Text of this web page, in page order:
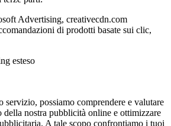
Advertising, creativecdn.com
di prodotti basate sui clic,
esteso
servizio, possiamo comprendere e valutare
della nostra pubblicità online e ottimizzare
A tale scopo confrontiamo i tuoi